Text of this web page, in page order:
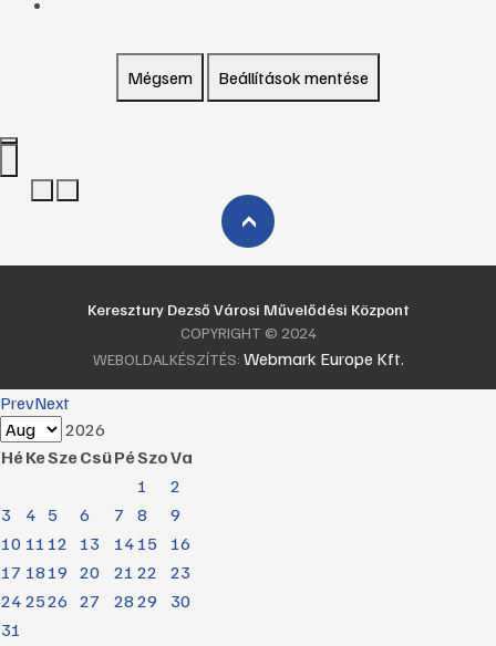
Mégsem Beállítások mentése
›
Keresztury Dezső Városi Művelődési Központ
COPYRIGHT © 2024
WEBOLDALKÉSZÍTÉS: Webmark Europe Kft.
PrevNext
2026
HéKeSzeCsüPéSzoVa
1
2
3
4 5 6 7 8
9
10 11 12 13 14 15
16
17 18 19 20 21 22
23
24 2526 27 28 29
30
31